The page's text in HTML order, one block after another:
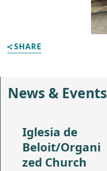
SHARE
News & Events
Iglesia de
Beloit/Organi
zed Church